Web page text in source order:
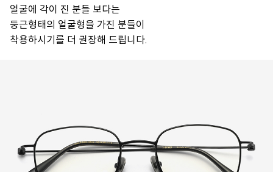
얼굴에 각이 진 분들 보다는
둥근형태의 얼굴형을 가진 분들이
착용하시기를 더 권장해 드립니다.